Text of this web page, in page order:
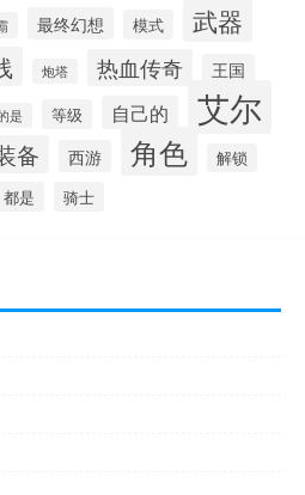
最终幻想 模式 武器
炮塔 热血传奇 王国
是 等级 自己的 艾尔
备 西游 角色 解锁
都是 骑士